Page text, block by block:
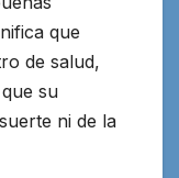
que
de salud,
su
ni de la